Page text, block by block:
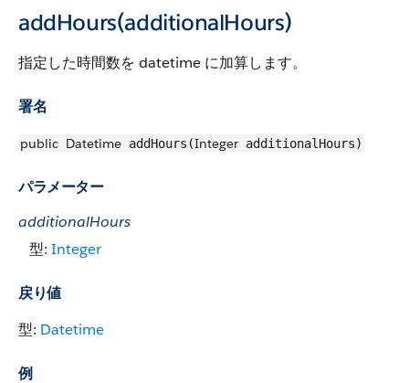
addHours(additionalHours)
指定した時間数を datetime に加算します。
署名
public Datetime addHours(Integer additionalHours)
パラメーター
additionalHours
型: Integer
戻り値
型: Datetime
例